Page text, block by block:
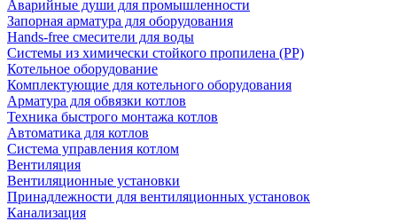
Аварийные души для промышленности
Запорная арматура для оборудования
Hands-free смесители для воды
Системы из химически стойкого пропилена (PP)
Котельное оборудование
Комплектующие для котельного оборудования
Арматура для обвязки котлов
Техника быстрого монтажа котлов
Автоматика для котлов
Система управления котлом
Вентиляция
Вентиляционные установки
Принадлежности для вентиляционных установок
Канализация